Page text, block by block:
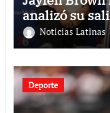
analizó su
Noticias Latinas
Deporte